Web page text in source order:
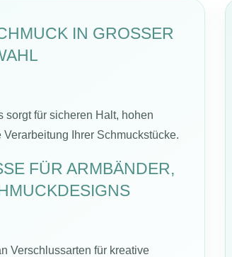
IN GROSSER A
sorgt für sicheren Halt, hohen
Ihrer Schmuckstücke.
FÜR ARMBÄNDER,
Verschlussarten für kreative